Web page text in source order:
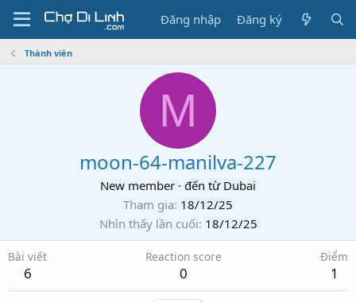
Đăng nhập Đăng ký
Thành viên
M
moon-64-manilva-227
New member · đến từ Dubai
Tham gia 18/12/25
Nhìn thấy lần cuối 18/12/25
Bài viết
6
Reaction score
0
Điểm
1